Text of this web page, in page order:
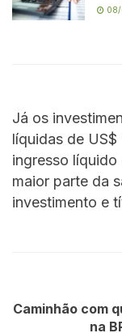
Já os
líquidas de US$
ingresso líquido
maior parte da
investimento e
Caminhão com
na